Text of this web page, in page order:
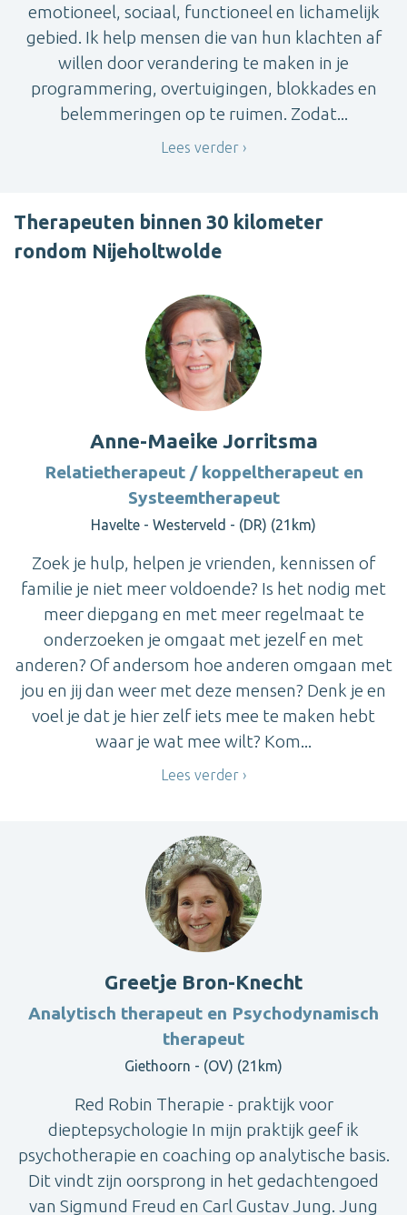
emotioneel, sociaal, functioneel en lichamelijk
gebied. Ik help mensen die van hun klachten af
willen door verandering te maken in je
programmering, overtuigingen, blokkades en
belemmeringen op te ruimen. Zodat...
Lees verder
Therapeuten binnen 30 kilometer
rondom Nijeholtwolde
Anne-Maeike Jorritsma
Relatietherapeut / koppeltherapeut en
Systeemtherapeut
Havelte - Westerveld - (DR) (21km)
Zoek je hulp, helpen je vrienden, kennissen of
familie je niet meer voldoende? Is het nodig met
meer diepgang en met meer regelmaat te
onderzoeken je omgaat met jezelf en met
anderen? Of andersom hoe anderen omgaan met
jou en jij dan weer met deze mensen? Denk je en
voel je dat je hier zelf iets mee te maken hebt
waar je wat mee wilt? Kom...
Lees verder
Greetje Bron-Knecht
Analytisch therapeut en Psychodynamisch
therapeut
Giethoorn - (OV) (21km)
Red Robin Therapie - praktijk voor
dieptepsychologie In mijn praktijk geef ik
psychotherapie en coaching op analytische basis.
Dit vindt zijn oorsprong in het gedachtengoed
van Sigmund Freud en Carl Gustav Jung. Jung